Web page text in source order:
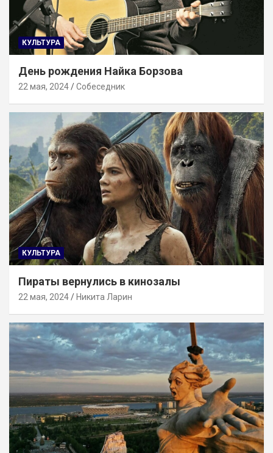
КУЛЬТУРА
День рождения Найка Борзова
22 мая, 2024 Собеседник
КУЛЬТУРА
Пираты вернулись в кинозалы
22 мая, 2024 Никита Ларин